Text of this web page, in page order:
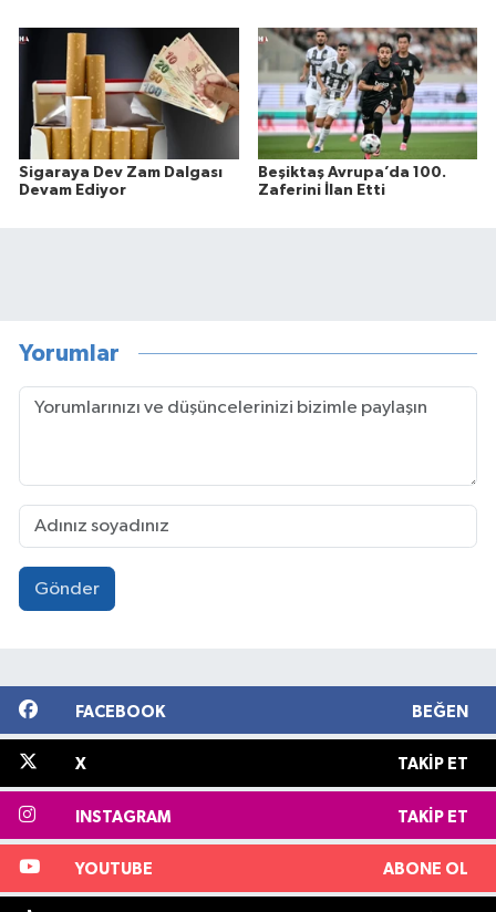
Sigaraya Dev Zam Dalgası
Devam Ediyor
Beşiktaş Avrupa’da 100.
Zaferini İlan Etti
Yorumlar
Gönder
FACEBOOK BEĞEN
X TAKIP ET
INSTAGRAM TAKIP ET
YOUTUBE ABONE OL